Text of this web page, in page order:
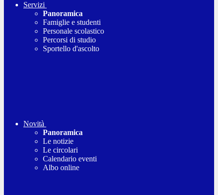
Servizi
Panoramica
Famiglie e studenti
Personale scolastico
Percorsi di studio
Sportello d'ascolto
Novità
Panoramica
Le notizie
Le circolari
Calendario eventi
Albo online